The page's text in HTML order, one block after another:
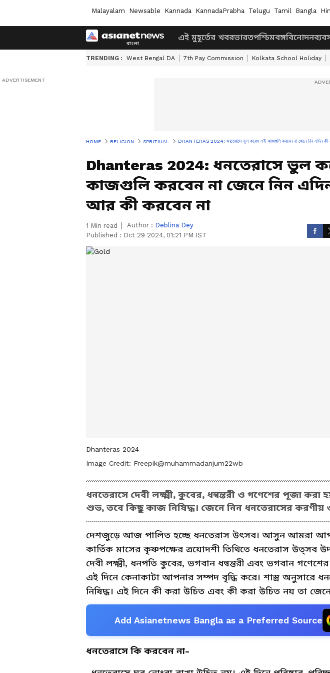
Malayalam Newsable Kannada KannadaPrabha Telugu Tamil Bangla
এই মুহূর্তের খবরভারতপশ্চিমবঙ্গবিনোদন
TRENDING : West Bengal DA 7th Pay Commission Kolkata School Holiday
HOME RELIGION SPRITIUAL DHANTERAS 2024: ধনতেরাসে ভুল করেও এই কাজগুলি করবেন না জেনে নিন এদিন কী
Dhanteras 2024: ধনতেরাসে ভুল
কাজগুলি করবেন না জেনে নিন
আর কী করবেন না
1 Min read Author : Deblina Dey
Published : Oct 29 2024, 01:21 PM IST
Dhanteras 2024
Image Credit: Freepik@muhammadanjum22wb
ধনতেরাসে দেবী লক্ষ্মী, কুবের, ধন্বন্তরী ও গণেশের পূজা করা
শুভ, তবে কিছু কাজ নিষিদ্ধ। জেনে নিন ধনতেরাসের করণীয়
দেশজুড়ে আজ পালিত হচ্ছে ধনতেরাস উৎসব। আসুন আমরা
কার্তিক মাসের কৃষ্ণপক্ষের ত্রয়োদশী তিথিতে ধনতেরাস উত্সব
দেবী লক্ষ্মী, ধনপতি কুবের, ভগবান ধন্বন্তরী এবং ভগবান
এই দিনে কেনাকাটা আপনার সম্পদ বৃদ্ধি করে। শাস্ত্র অনুসারে
নিষিদ্ধ। এই দিনে কী করা উচিত এবং কী করা উচিত নয় তা জেনে
Add Asianetnews Bangla as a Preferred Source
ধনতেরাসে কি করবেন না-